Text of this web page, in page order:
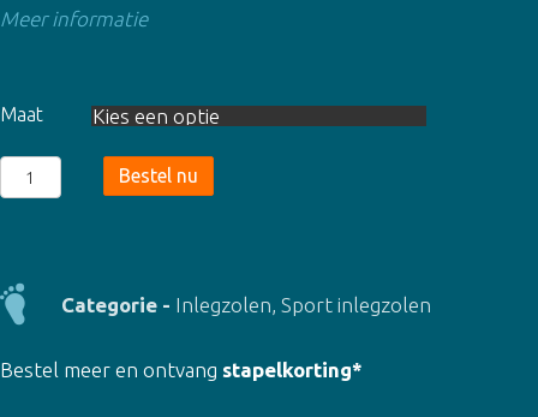
Meer informatie
Maat
Kindersteunzool
Sport
aantal
Bestel nu
Categorie - Inlegzolen, Sport inlegzolen
Bestel meer en ontvang stapelkorting*